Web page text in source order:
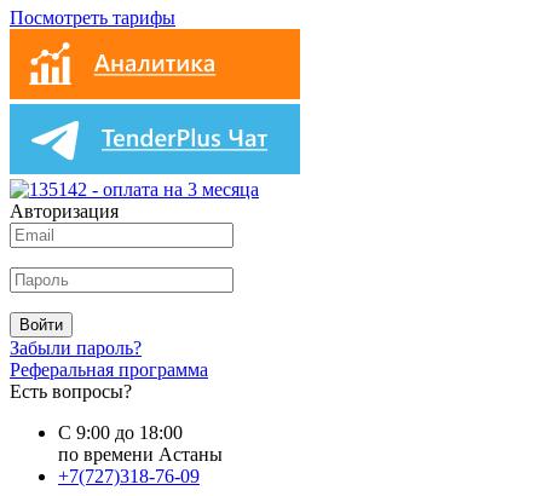
Посмотреть тарифы
Авторизация
Войти
Забыли пароль?
Реферальная программа
Есть вопросы?
С 9:00 до 18:00
по времени Астаны
+7(727)318-76-09